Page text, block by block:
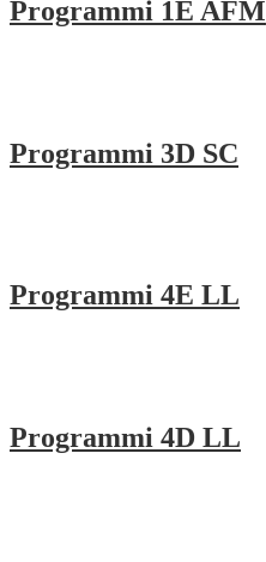
Programmi 1E AFM
Programmi 3D SC
Programmi 4E LL
Programmi 4D LL